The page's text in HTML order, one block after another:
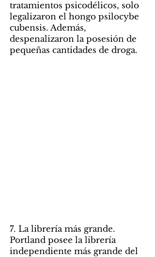
tratamientos psicodélicos, solo
legalizaron el hongo psilocybe
cubensis. Además,
despenalizaron la posesión de
pequeñas cantidades de droga.
7. La librería más grande.
Portland posee la librería
independiente más grande del